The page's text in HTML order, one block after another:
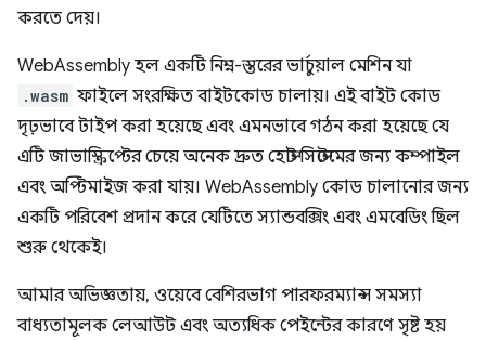
করতে দেয়।
WebAssembly হল একটি নিম্ন-স্তরের ভার্চুয়াল মেশিন যা
.wasm ফাইলে সংরক্ষিত বাইটকোড চালায়। এই বাইট কোড
দৃঢ়ভাবে টাইপ করা হয়েছে এবং এমনভাবে গঠন করা হয়েছে যে
এটি জাভাস্ক্রিপ্টের চেয়ে অনেক দ্রুত হোস্ট সিস্টেমের জন্য কম্পাইল
এবং অপ্টিমাইজ করা যায়। WebAssembly কোড চালানোর জন্য
একটি পরিবেশ প্রদান করে যেটিতে স্যান্ডবক্সিং এবং এমবেডিং ছিল
শুরু থেকেই।
আমার অভিজ্ঞতায়, ওয়েবে বেশিরভাগ পারফরম্যান্স সমস্যা
বাধ্যতামূলক লেআউট এবং অত্যধিক পেইন্টের কারণে সৃষ্ট হয়